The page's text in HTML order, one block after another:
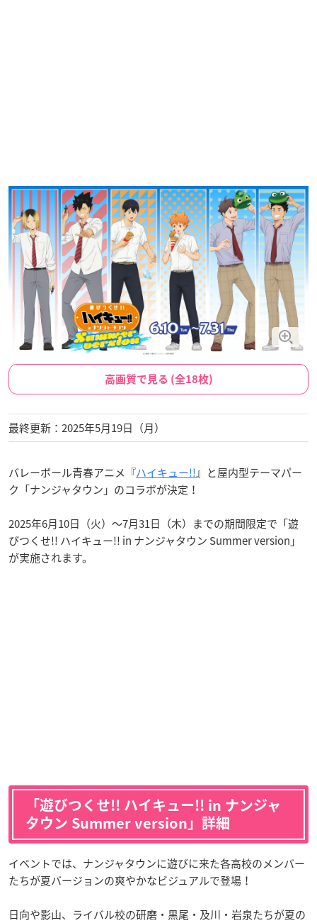
高画質で見る (全18枚)
最終更新：2025年5月19日（月）
バレーボール青春アニメ『ハイキュー!!』と屋内型テーマパー
ク「ナンジャタウン」のコラボが決定！
2025年6月10日（火）〜7月31日（木）までの期間限定で「遊
びつくせ!! ハイキュー!! in ナンジャタウン Summer version」
が実施されます。
「遊びつくせ!! ハイキュー!! in ナンジャ
タウン Summer version」詳細
イベントでは、ナンジャタウンに遊びに来た各高校のメンバー
たちが夏バージョンの爽やかなビジュアルで登場！
日向や影山、ライバル校の研磨・黒尾・及川・岩泉たちが夏の